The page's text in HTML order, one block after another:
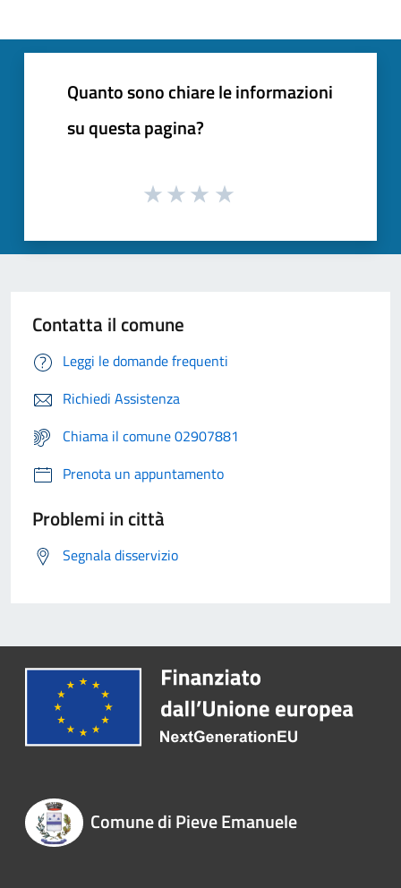
Quanto sono chiare le informazioni
su questa pagina?
Contatta il comune
Leggi le domande frequenti
Richiedi Assistenza
Chiama il comune 02907881
Prenota un appuntamento
Problemi in città
Segnala disservizio
Comune di Pieve Emanuele